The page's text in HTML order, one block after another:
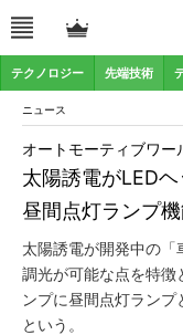
テクノロジー 先端技術
ニュース
太陽誘電がLED
昼間点灯ランプ
オートモーティブワー
太陽誘電が開発中の「
調光が可能な点を特徴
ンプに昼間点灯ラン
という。